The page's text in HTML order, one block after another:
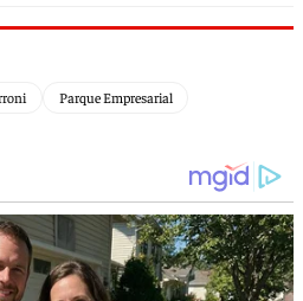
Parque Empresarial